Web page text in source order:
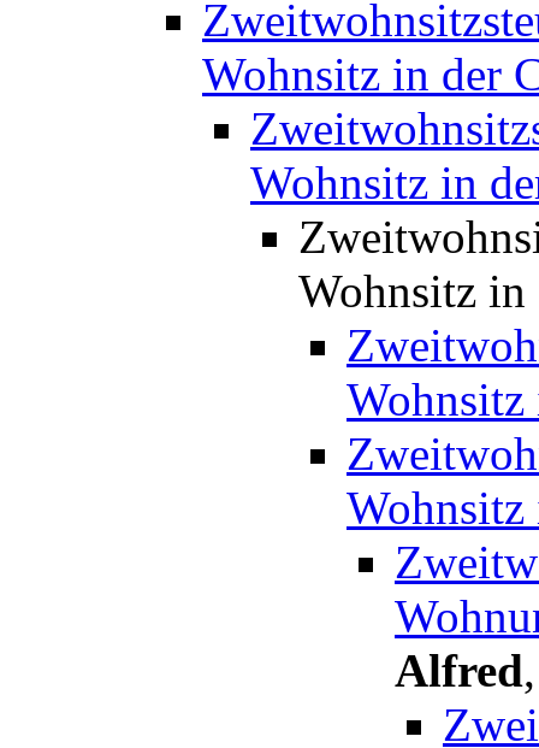
Wohnsitz in der
Wohnsitz in
Wohnsitz in
Wohnsitz
Wohnsitz
Alfred